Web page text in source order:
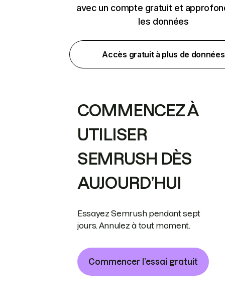
avec un compte gratuit et
les données
Accès gratuit à plus de données
COMMENCEZ À
UTILISER
SEMRUSH DÈS
AUJOURD’HUI
Essayez Semrush pendant sept
jours. Annulez à tout moment.
Commencer l’essai gratuit